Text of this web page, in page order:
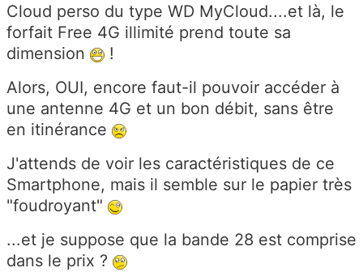
Cloud perso du type WD MyCloud....et là, le
forfait Free 4G illimité prend toute sa
dimension
!
Alors, OUI, encore faut-il pouvoir accéder à
une antenne 4G et un bon débit, sans être
en itinérance
J'attends de voir les caractéristiques de ce
Smartphone, mais il semble sur le papier très
"foudroyant"
...et je suppose que la bande 28 est comprise
dans le prix ?